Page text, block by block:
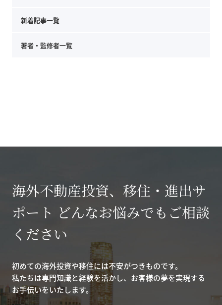
新着記事一覧
著者・監修者一覧
海外不動産投資、移住・進出サ
ポート どんなお悩みでもご相談
ください
初めての海外投資や移住には不安がつきものです。
私たちは専門知識と経験を活かし、お客様の夢を実現する
お手伝いをいたします。